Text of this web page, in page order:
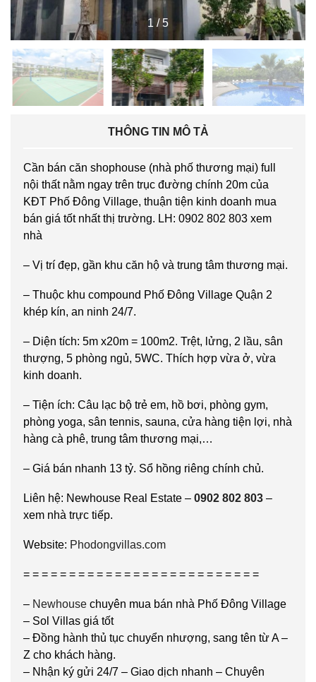
1 /5
THÔNG TIN MÔ TẢ
Cần bán căn shophouse (nhà phố thương mại) full
nội thất nằm ngay trên trục đường chính 20m của
KĐT Phố Đông Village, thuận tiện kinh doanh mua
bán giá tốt nhất thị trường. LH: 0902 802 803 xem
nhà
– Vị trí đẹp, gần khu căn hộ và trung tâm thương mại.
– Thuộc khu compound Phố Đông Village Quận 2
khép kín, an ninh 24/7.
– Diện tích: 5m x20m = 100m2. Trệt, lửng, 2 lầu, sân
thượng, 5 phòng ngủ, 5WC. Thích hợp vừa ở, vừa
kinh doanh.
– Tiện ích: Câu lạc bộ trẻ em, hồ bơi, phòng gym,
phòng yoga, sân tennis, sauna, cửa hàng tiện lợi, nhà
hàng cà phê, trung tâm thương mại,…
– Giá bán nhanh 13 tỷ. Sổ hồng riêng chính chủ.
Liên hệ: Newhouse Real Estate – 0902 802 803 –
xem nhà trực tiếp.
Website: Phodongvillas.com
= = = = = = = = = = = = = = = = = = = = = = = = = =
– Newhouse chuyên mua bán nhà Phố Đông Village
– Sol Villas giá tốt
– Đồng hành thủ tục chuyển nhượng, sang tên từ A –
Z cho khách hàng.
– Nhận ký gửi 24/7 – Giao dịch nhanh – Chuyên